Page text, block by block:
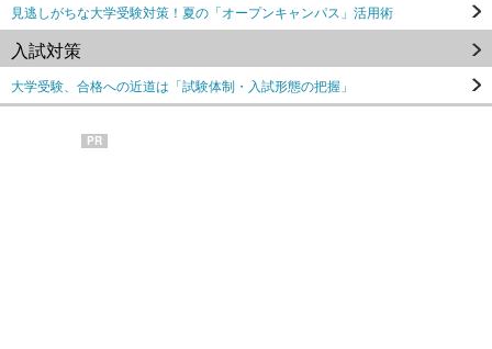
見逃しがちな大学受験対策！夏の「オープンキャンパス」活用術
入試対策
大学受験、合格への近道は「試験体制・入試形態の把握」
PR